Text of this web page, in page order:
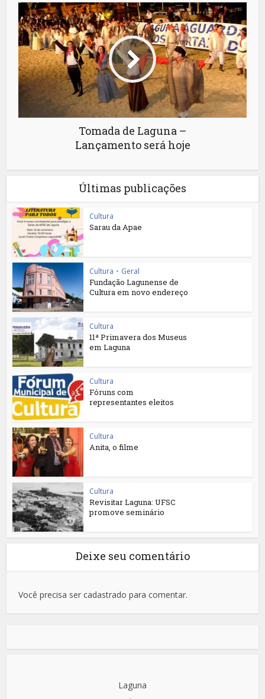
Tomada de Laguna –
Lançamento será hoje
Últimas publicações
Cultura
Sarau da Apae
Cultura • Geral
Fundação Lagunense de
Cultura em novo endereço
Cultura
11ª Primavera dos Museus
em Laguna
Cultura
Fóruns com
representantes eleitos
Cultura
Anita, o filme
Cultura
Revisitar Laguna: UFSC
promove seminário
Deixe seu comentário
Você precisa ser cadastrado para comentar.
Laguna